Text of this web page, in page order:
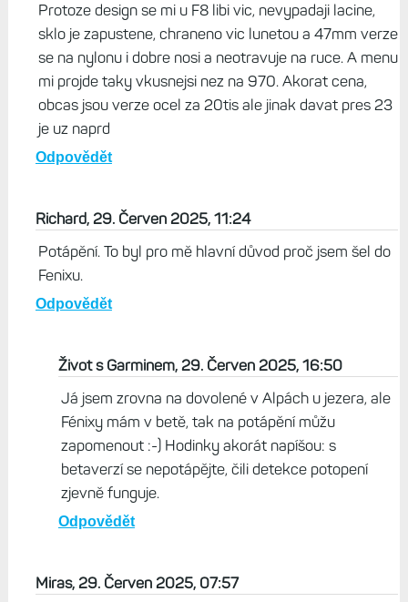
Protoze design se mi u F8 libi vic, nevypadaji lacine,
sklo je zapustene, chraneno vic lunetou a 47mm verze
se na nylonu i dobre nosi a neotravuje na ruce. A menu
mi projde taky vkusnejsi nez na 970. Akorat cena,
obcas jsou verze ocel za 20tis ale jinak davat pres 23
je uz naprd
Odpovědět
Richard, 29. Červen 2025, 11:24
Potápění. To byl pro mě hlavní důvod proč jsem šel do
Fenixu.
Odpovědět
Život s Garminem, 29. Červen 2025, 16:50
Já jsem zrovna na dovolené v Alpách u jezera, ale
Fénixy mám v betě, tak na potápění můžu
zapomenout :-) Hodinky akorát napíšou: s
betaverzí se nepotápějte, čili detekce potopení
zjevně funguje.
Odpovědět
Miras, 29. Červen 2025, 07:57